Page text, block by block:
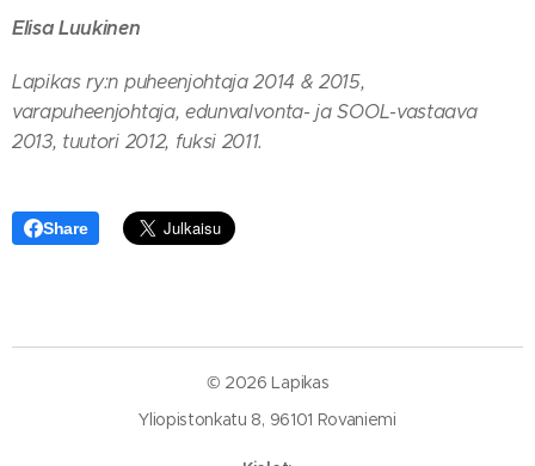
Elisa Luukinen
Lapikas ry:n puheenjohtaja 2014 & 2015,
varapuheenjohtaja, edunvalvonta- ja SOOL-vastaava
2013, tuutori 2012, fuksi 2011.
Share
© 2026 Lapikas
Yliopistonkatu 8, 96101 Rovaniemi